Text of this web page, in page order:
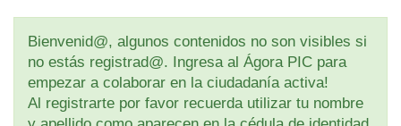
Bienvenid@, algunos contenidos no son visibles si
no estás registrad@. Ingresa al Ágora PIC para
empezar a colaborar en la ciudadanía activa!
Al registrarte por favor recuerda utilizar tu nombre